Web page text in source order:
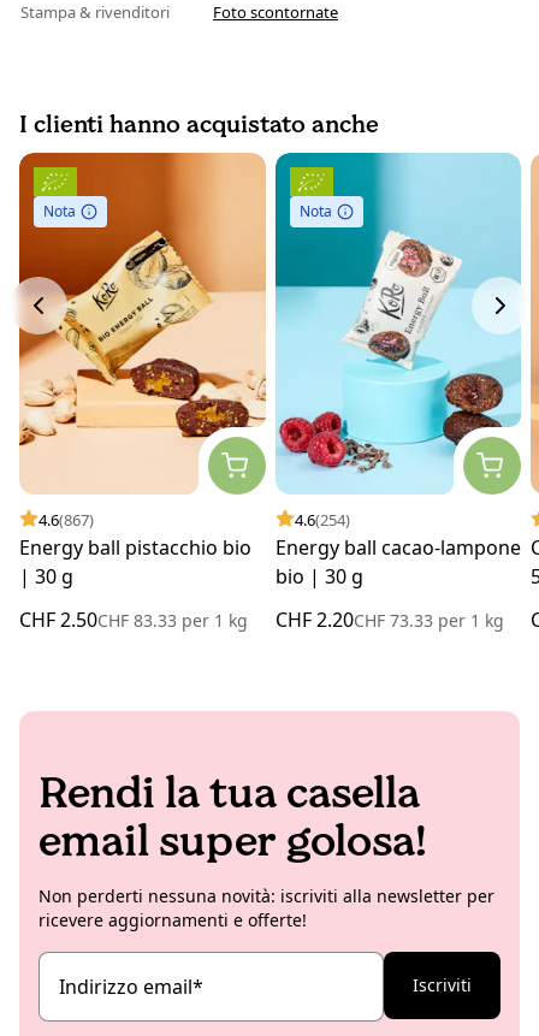
Stampa & rivenditori
Foto scontornate
I clienti hanno acquistato anche
Nota
4.6(867)
Energy ball pistacchio bio
| 30 g
CHF 2.50CHF 83.33 per 1 kg
Nota
4.6(254)
Energy ball cacao-lampone
bio | 30 g
CHF 2.20CHF 73.33 per1 kg
Rendi la tua casella
email super golosa!
Non perderti nessuna novità: iscriviti alla newsletter per
ricevere aggiornamenti e offerte!
Indirizzo email* Iscriviti